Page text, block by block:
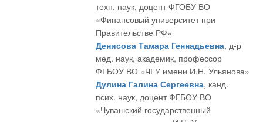
техн. наук, доцент ФГОБУ ВО
«Финансовый университет при
Правительстве РФ»
Денисова Тамара Геннадьевна, д-р
мед. наук, академик, профессор
ФГБОУ ВО «ЧГУ имени И.Н. Ульянова»
Дулина Галина Сергеевна, канд.
псих. наук, доцент ФГБОУ ВО
«Чувашский государственный